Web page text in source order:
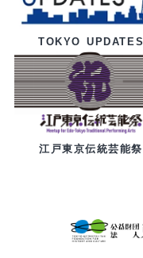
TOKYO UPDATES
江戸東京伝統芸能祭